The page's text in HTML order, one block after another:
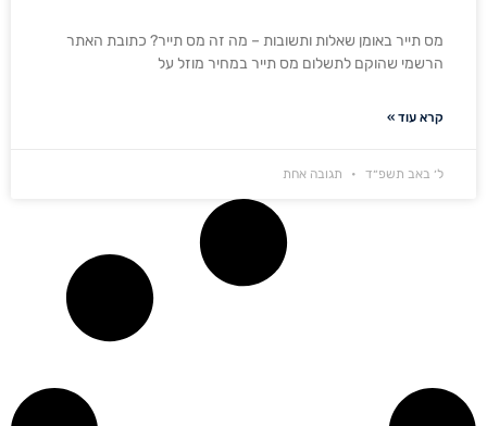
מס תייר באומן שאלות ותשובות – מה זה מס תייר? כתובת האתר
הרשמי שהוקם לתשלום מס תייר במחיר מוזל על
קרא עוד »
ל׳ באב תשפ״ד תגובה אחת